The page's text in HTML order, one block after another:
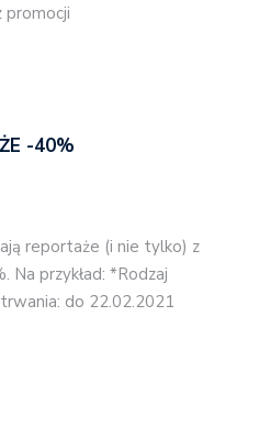
promocji
-40%
reportaże (i nie tylko) z
Na przykład: *Rodzaj
do 22.02.2021